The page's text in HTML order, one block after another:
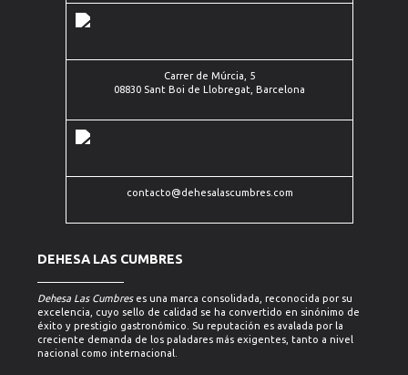
93
630
Carrer de Múrcia, 5
08830 Sant Boi de Llobregat, Barcelona
contacto@dehesalascumbres.com
DEHESA LAS CUMBRES
Dehesa Las Cumbreses una marca consolidada, reconocida por su
excelencia, cuyo sello de calidad se ha convertido en sinónimo de
éxito y prestigio gastronómico. Su reputación es avalada por la
creciente demanda de los paladares más exigentes, tanto a nivel
nacional como internacional.